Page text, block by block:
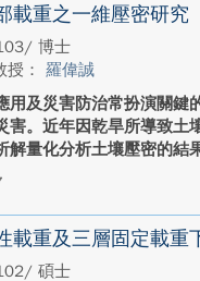
載重之一維壓密研究
博士
授：羅偉誠
用及災害防治常扮演關鍵
害。近年因乾旱所導致土
解量化分析土壤壓密的結
載重及三層固定載重
碩士